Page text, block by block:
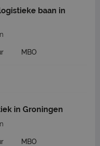
baan in
MBO
in Groningen
MBO